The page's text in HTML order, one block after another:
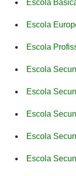
Escola
Escola
Escola
Escola
Escola
Escola
Escola
Escola